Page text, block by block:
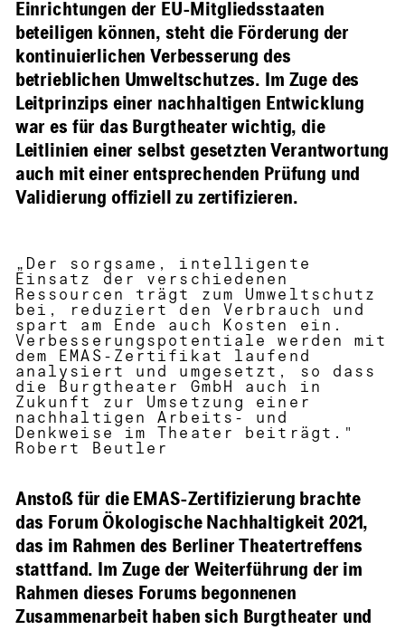
„Der sorgsame, intelligente
Einsatz der verschiedenen
Ressourcen trägt zum Umweltschutz
bei, reduziert den Verbrauch und
spart am Ende auch Kosten ein.
Verbesserungspotentiale werden mit
dem EMAS-Zertifikat laufend
analysiert und umgesetzt, so dass
die Burgtheater GmbH auch in
Zukunft zur Umsetzung einer
nachhaltigen Arbeits- und
Denkweise im Theater beiträgt."
Robert Beutler
Einrichtungen der EU-Mitgliedsstaaten
beteiligen können, steht die Förderung der
kontinuierlichen Verbesserung des
betrieblichen Umweltschutzes. Im Zuge des
Leitprinzips einer nachhaltigen Entwicklung
war es für das Burgtheater wichtig, die
Leitlinien einer selbst gesetzten Verantwortung
auch mit einer entsprechenden Prüfung und
Validierung offiziell zu zertifizieren.
Anstoß für die EMAS-Zertifizierung brachte
das Forum Ökologische Nachhaltigkeit 2021,
das im Rahmen des Berliner Theatertreffens
stattfand. Im Zuge der Weiterführung der im
Rahmen dieses Forums begonnenen
Zusammenarbeit haben sich Burgtheater und